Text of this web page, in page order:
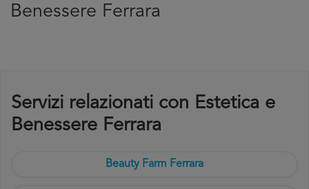
Benessere Ferrara
Servizi relazionati con Estetica e
Benessere Ferrara
Beauty Farm Ferrara